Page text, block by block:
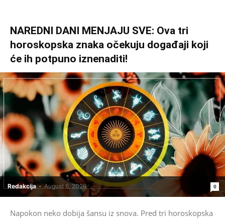
NAREDNI DANI MENJAJU SVE: Ova tri
horoskopska znaka očekuju događaji koji
će ih potpuno iznenaditi!
Redakcija - August 6, 2026 0
Napokon neko dobija šansu iz snova. Pred tri horoskopska